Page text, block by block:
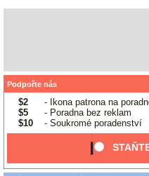
Podpořte nás
$2
- Ikona patrona na
$5
- Poradna bez reklam
$10
- Soukromé poradenství